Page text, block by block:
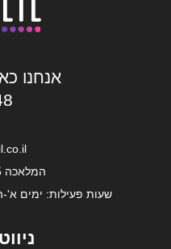
אנחנו
המלאכה 15, אור יהודה
שעות פעילות: ימים א'-ה' 08:00-17:00 (יום ו'